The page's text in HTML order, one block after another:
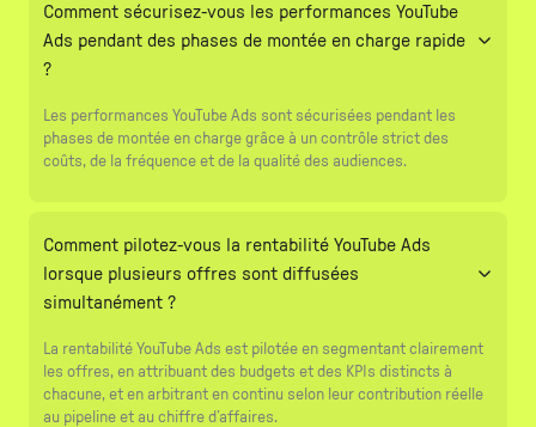
Comment sécurisez-vous les performances YouTube
Ads pendant des phases de montée en charge rapide
?
Les performances YouTube Ads sont sécurisées pendant les
phases de montée en charge grâce à un contrôle strict des
coûts, de la fréquence et de la qualité des audiences.
Comment pilotez-vous la rentabilité YouTube Ads
lorsque plusieurs offres sont diffusées
simultanément ?
La rentabilité YouTube Ads est pilotée en segmentant clairement
les offres, en attribuant des budgets et des KPIs distincts à
chacune, et en arbitrant en continu selon leur contribution réelle
au pipeline et au chiffre d’affaires.